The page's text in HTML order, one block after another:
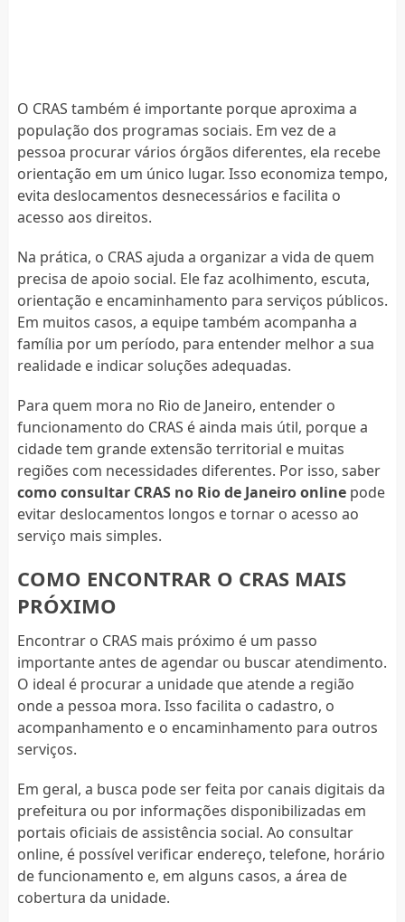
O CRAS também é importante porque aproxima a
população dos programas sociais. Em vez de a
pessoa procurar vários órgãos diferentes, ela recebe
orientação em um único lugar. Isso economiza tempo,
evita deslocamentos desnecessários e facilita o
acesso aos direitos.
Na prática, o CRAS ajuda a organizar a vida de quem
precisa de apoio social. Ele faz acolhimento, escuta,
orientação e encaminhamento para serviços públicos.
Em muitos casos, a equipe também acompanha a
família por um período, para entender melhor a sua
realidade e indicar soluções adequadas.
Para quem mora no Rio de Janeiro, entender o
funcionamento do CRAS é ainda mais útil, porque a
cidade tem grande extensão territorial e muitas
regiões com necessidades diferentes. Por isso, saber
como consultar CRAS no Rio de Janeiro onlinepode
evitar deslocamentos longos e tornar o acesso ao
serviço mais simples.
COMO ENCONTRAR O CRAS MAIS
PRÓXIMO
Encontrar o CRAS mais próximo é um passo
importante antes de agendar ou buscar atendimento.
O ideal é procurar a unidade que atende a região
onde a pessoa mora. Isso facilita o cadastro, o
acompanhamento e o encaminhamento para outros
serviços.
Em geral, a busca pode ser feita por canais digitais da
prefeitura ou por informações disponibilizadas em
portais oficiais de assistência social. Ao consultar
online, é possível verificar endereço, telefone, horário
de funcionamento e, em alguns casos, a área de
cobertura da unidade.